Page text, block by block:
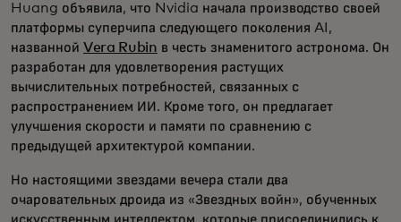
Huang объявила, что Nvidia начала производство своей
платформы суперчипа следующего поколения AI,
названной Vera Rubin в честь знаменитого астронома. Он
разработан для удовлетворения растущих
вычислительных потребностей, связанных с
распространением ИИ. Кроме того, он предлагает
улучшения скорости и памяти по сравнению с
предыдущей архитектурой компании.
Но настоящими звездами вечера стали два
очаровательных дроида из «Звездных войн», обученных